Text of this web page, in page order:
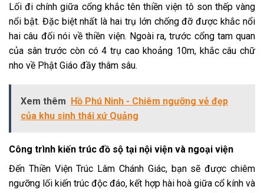
Lối đi chính giữa cổng khắc tên thiền viện tô son thếp vàng
nổi bật. Đặc biệt nhất là hai trụ lớn chống đỡ được khắc nổi
hai câu đối nói về thiền viện. Ngoài ra, trước cổng tam quan
của sân trước còn có 4 trụ cao khoảng 10m, khắc câu chữ
nho về Phật Giáo đầy thâm sâu.
Xem thêm
Hồ Phú Ninh - Chiêm ngưỡng vẻ đẹp
của khu sinh thái xứ Quảng
Công trình kiến trúc đồ sộ tại nội viện và ngoại viện
Đến Thiền Viện Trúc Lâm Chánh Giác, bạn sẽ được chiêm
ngưỡng lối kiến trúc độc đáo, kết hợp hài hoà giữa cổ kính và